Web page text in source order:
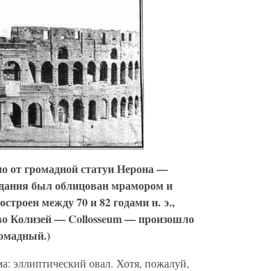
от громадной статуи Нерона —
был облицован мрамором и
между 70 и 82 годами н. э.,
Колизей — Collosseum — произошло
эллиптический овал. Хотя, пожалуй,